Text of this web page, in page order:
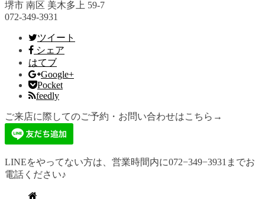
堺市 南区 美木多上 59-7
072-349-3931
ツイート
シェア
はてブ
Google+
Pocket
feedly
ご来店に際してのご予約・お問い合わせはこちら→
LINEをやってない方は、営業時間内に072−349−3931までお
電話ください♪